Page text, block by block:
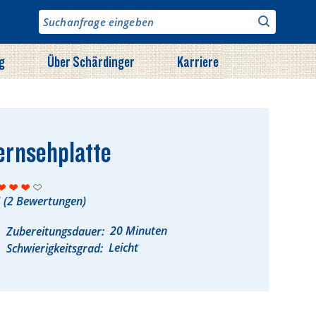
Über Schärdinger Karriere
(2Bewertungen)
Zubereitungsdauer 20 Minuten
Schwierigkeitsgrad Leicht